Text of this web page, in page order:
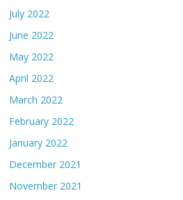
July 2022
June 2022
May 2022
April 2022
March 2022
February 2022
January 2022
December 2021
November 2021